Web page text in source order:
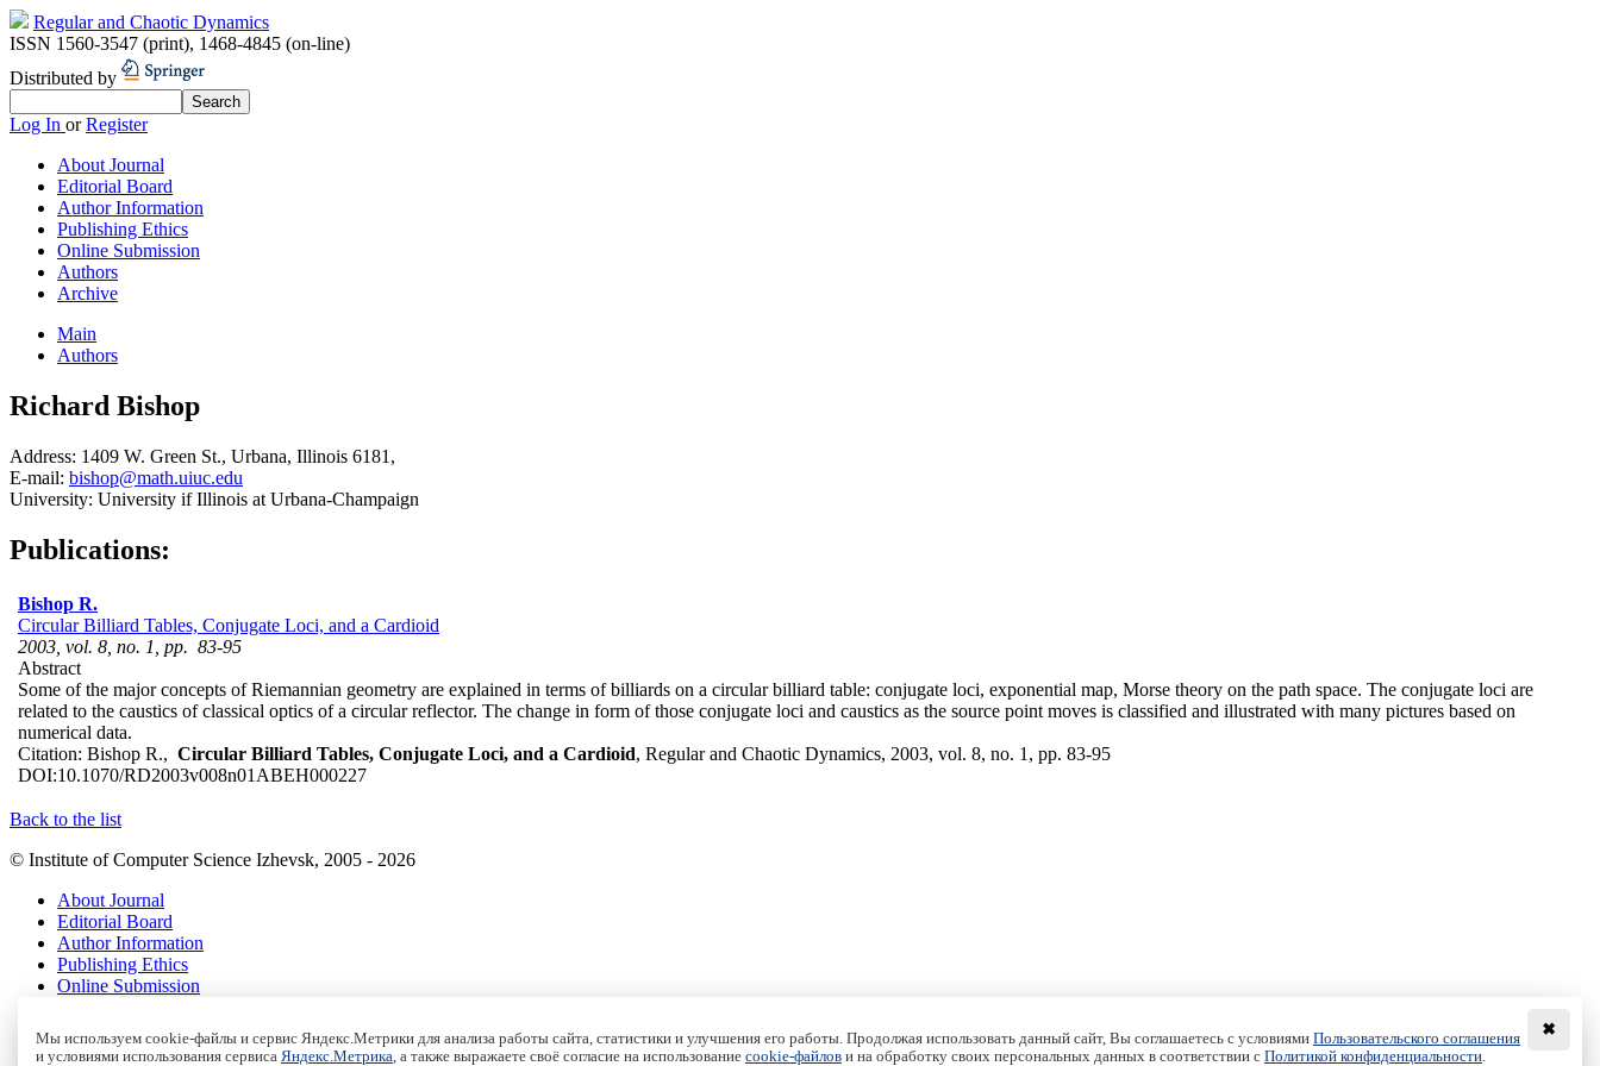
Regular and Chaotic Dynamics
ISSN 1560-3547 (print), 1468-4845 (on-line)
Distributed by
Log In orRegister
About Journal
Editorial Board
Author Information
Publishing Ethics
Online Submission
Authors
Archive
Main
Authors
Richard Bishop
Address: 1409 W. Green St., Urbana, Illinois 6181,
E-mail: bishop@math.uiuc.edu
University: University if Illinois at Urbana-Champaign
Publications:
Bishop R.
Circular Billiard Tables, Conjugate Loci, and a Cardioid
2003, vol. 8, no. 1, pp. 83-95
Abstract
Some of the major concepts of Riemannian geometry are explained in terms of billiards on a circular billiard table: conjugate loci, exponential map, Morse theory on the path space. The conjugate loci are
related to the caustics of classical optics of a circular reflector. The change in form of those conjugate loci and caustics as the source point moves is classified and illustrated with many pictures based on
numerical data.
Citation: Bishop R., Circular Billiard Tables, Conjugate Loci, and a Cardioid, Regular and Chaotic Dynamics, 2003, vol. 8, no. 1, pp. 83-95
DOI:10.1070/RD2003v008n01ABEH000227
Back to the list
© Institute of Computer Science Izhevsk, 2005 - 2026
About Journal
Editorial Board
Author Information
Publishing Ethics
Online Submission
✖
Мы используем cookie-файлы и сервис Яндекс.Метрики для анализа работы сайта, статистики и улучшения его работы. Продолжая использовать данный сайт, Вы соглашаетесь с условиями Пользовательского соглашения
и условиями использования сервиса Яндекс.Метрика , а также выражаете своё согласие на использование cookie-файлов и на обработку своих персональных данных в соответствии с Политикой конфиденциальности